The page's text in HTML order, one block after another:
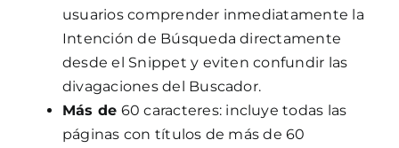
usuarios comprender inmediatamente la
Intención de Búsqueda directamente
desde el Snippet y eviten confundir las
divagaciones del Buscador.
Más de 60 caracteres: incluye todas las
páginas con títulos de más de 60